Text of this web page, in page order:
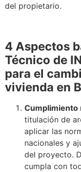
del propietario.
4 Aspectos
Técnico de
para el
vivienda en
Cumplimiento
titulación de
aplicar las
nacionales y
del proyecto.
cumpla con